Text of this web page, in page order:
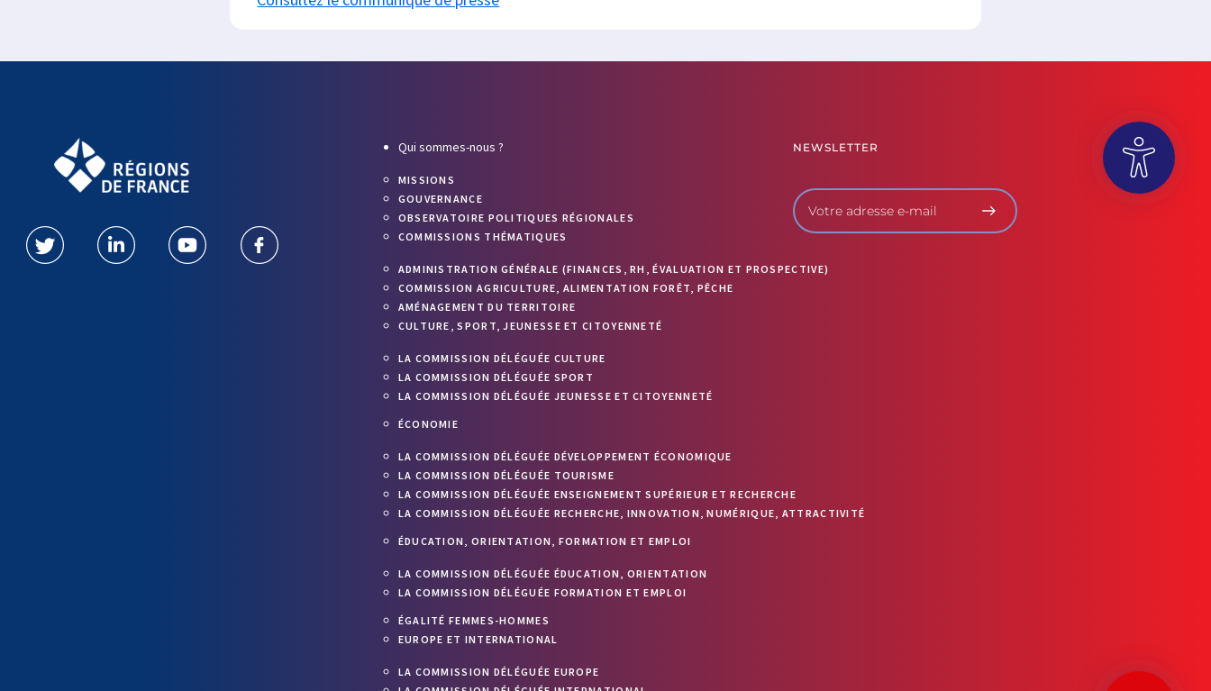
Qui sommes-nous ?
MISSIONS
GOUVERNANCE
OBSERVATOIRE POLITIQUES RÉGIONALES
COMMISSIONS THÉMATIQUES
ADMINISTRATION GÉNÉRALE (FINANCES, RH, ÉVALUATION ET PROSPECTIVE)
COMMISSION AGRICULTURE, ALIMENTATION FORÊT, PÊCHE
AMÉNAGEMENT DU TERRITOIRE
CULTURE, SPORT, JEUNESSE ET CITOYENNETÉ
LA COMMISSION DÉLÉGUÉE CULTURE
LA COMMISSION DÉLÉGUÉE SPORT
LA COMMISSION DÉLÉGUÉE JEUNESSE ET CITOYENNETÉ
ÉCONOMIE
LA COMMISSION DÉLÉGUÉE DÉVELOPPEMENT ÉCONOMIQUE
LA COMMISSION DÉLÉGUÉE TOURISME
LA COMMISSION DÉLÉGUÉE ENSEIGNEMENT SUPÉRIEUR ET RECHERCHE
LA COMMISSION DÉLÉGUÉE RECHERCHE, INNOVATION, NUMÉRIQUE, ATTRACTIVITÉ
ÉDUCATION, ORIENTATION, FORMATION ET EMPLOI
LA COMMISSION DÉLÉGUÉE ÉDUCATION, ORIENTATION
LA COMMISSION DÉLÉGUÉE FORMATION ET EMPLOI
ÉGALITÉ FEMMES-HOMMES
EUROPE ET INTERNATIONAL
LA COMMISSION DÉLÉGUÉE EUROPE
NEWSLETTER